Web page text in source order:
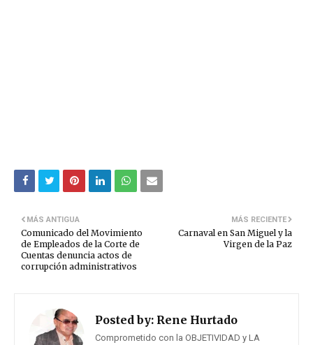
MÁS RECIENTE
Carnaval en San Miguel y la
Virgen de la Paz
MÁS ANTIGUA
Comunicado del Movimiento
de Empleados de la Corte de
Cuentas denuncia actos de
corrupción administrativos
Posted by: Rene Hurtado
Comprometido con la OBJETIVIDAD y LA